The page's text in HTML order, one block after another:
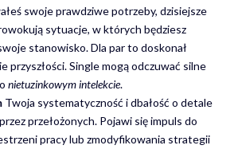
swoje prawdziwe potrzeby, dzisiejsze
sytuacje, w których będziesz
stanowisko. Dla par to doskonał
przyszłości. Single mogą odczuwać silne
nietuzinkowym intelekcie.
Twoja systematyczność i dbałość o detale
przełożonych. Pojawi się impuls do
pracy lub zmodyfikowania strategii